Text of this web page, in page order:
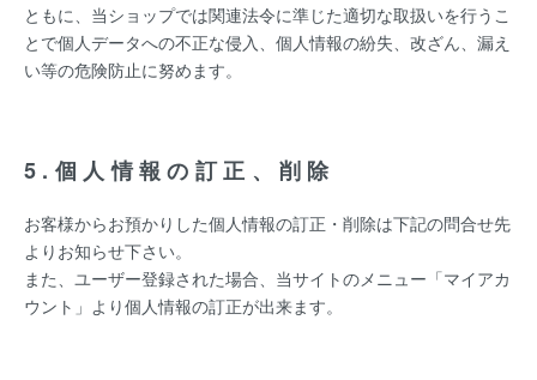
ともに、当ショップでは関連法令に準じた適切な取扱いを行うこ
とで個人データへの不正な侵入、個人情報の紛失、改ざん、漏え
い等の危険防止に努めます。
5.個人情報の訂正、削除
お客様からお預かりした個人情報の訂正・削除は下記の問合せ先
よりお知らせ下さい。
また、ユーザー登録された場合、当サイトのメニュー「マイアカ
ウント」より個人情報の訂正が出来ます。